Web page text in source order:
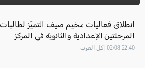
انطلاق فعاليات مخيم صيف التميّز لطالبات
المرحلتين الإعدادية والثانوية في المركز
الجماهيري أم الفحم
22:40 02/08 | كل العرب